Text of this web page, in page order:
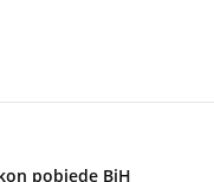
pobjede BiH